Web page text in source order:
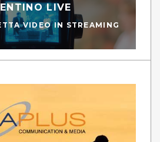
LIVE
VIDEO IN STREAMING